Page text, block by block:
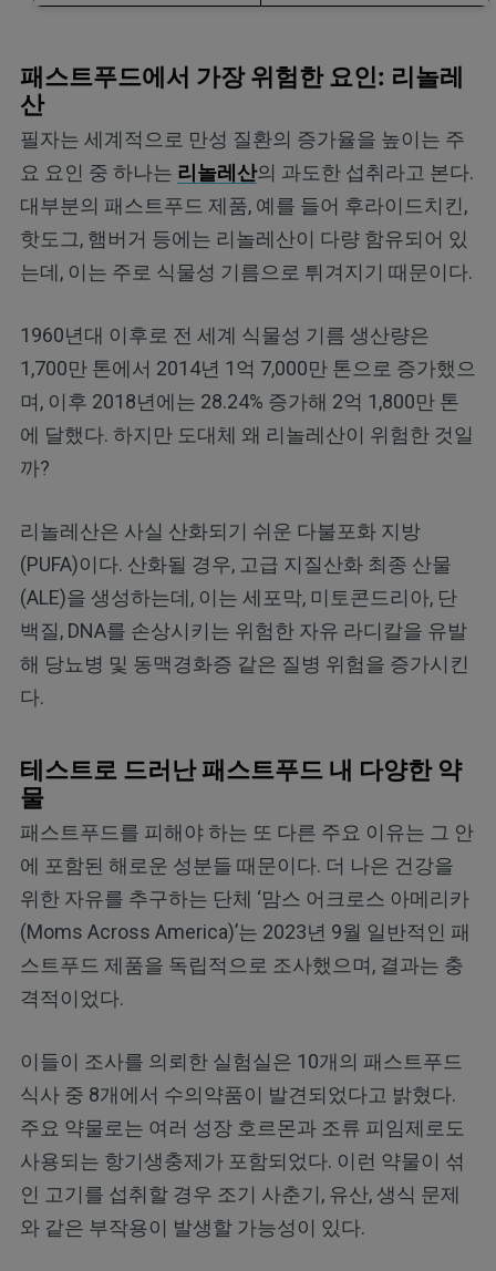
패스트푸드에서 가장 위험한 요인: 리놀레
산
필자는 세계적으로 만성 질환의 증가율을 높이는 주
요 요인 중 하나는 리놀레산의 과도한 섭취라고 본다.
대부분의 패스트푸드 제품, 예를 들어 후라이드치킨,
핫도그, 햄버거 등에는 리놀레산이 다량 함유되어 있
는데, 이는 주로 식물성 기름으로 튀겨지기 때문이다.
1960년대 이후로 전 세계 식물성 기름 생산량은
1,700만 톤에서 2014년 1억 7,000만 톤으로 증가했으
며, 이후 2018년에는 28.24% 증가해 2억 1,800만 톤
에 달했다. 하지만 도대체 왜 리놀레산이 위험한 것일
까?
리놀레산은 사실 산화되기 쉬운 다불포화 지방
(PUFA)이다. 산화될 경우, 고급 지질산화 최종 산물
(ALE)을 생성하는데, 이는 세포막, 미토콘드리아, 단
백질, DNA를 손상시키는 위험한 자유 라디칼을 유발
해 당뇨병 및 동맥경화증 같은 질병 위험을 증가시킨
다.
테스트로 드러난 패스트푸드 내 다양한 약
물
패스트푸드를 피해야 하는 또 다른 주요 이유는 그 안
에 포함된 해로운 성분들 때문이다. 더 나은 건강을
위한 자유를 추구하는 단체 ‘맘스 어크로스 아메리카
(Moms Across America)’는 2023년 9월 일반적인 패
스트푸드 제품을 독립적으로 조사했으며, 결과는 충
격적이었다.
이들이 조사를 의뢰한 실험실은 10개의 패스트푸드
식사 중 8개에서 수의약품이 발견되었다고 밝혔다.
주요 약물로는 여러 성장 호르몬과 조류 피임제로도
사용되는 항기생충제가 포함되었다. 이런 약물이 섞
인 고기를 섭취할 경우 조기 사춘기, 유산, 생식 문제
와 같은 부작용이 발생할 가능성이 있다.